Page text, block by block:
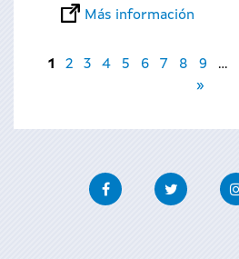
Más información
Páginas
1 2 3 4 5 6 7 8 9 …
»
FacebookTwitter